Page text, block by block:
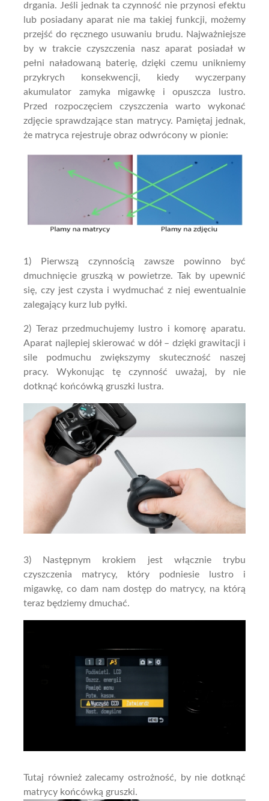
drgania. Jeśli jednak ta czynność nie przynosi efektu
lub posiadany aparat nie ma takiej funkcji, możemy
przejść do ręcznego usuwaniu brudu. Najważniejsze
by w trakcie czyszczenia nasz aparat posiadał w
pełni naładowaną baterię, dzięki czemu unikniemy
przykrych konsekwencji, kiedy wyczerpany
akumulator zamyka migawkę i opuszcza lustro.
Przed rozpoczęciem czyszczenia warto wykonać
zdjęcie sprawdzające stan matrycy. Pamiętaj jednak,
że matryca rejestruje obraz odwrócony w pionie:
1) Pierwszą czynnością zawsze powinno być
dmuchnięcie gruszką w powietrze. Tak by upewnić
się, czy jest czysta i wydmuchać z niej ewentualnie
zalegający kurz lub pyłki.
2) Teraz przedmuchujemy lustro i komorę aparatu.
Aparat najlepiej skierować w dół – dzięki grawitacji i
sile podmuchu zwiększymy skuteczność naszej
pracy. Wykonując tę czynność uważaj, by nie
dotknąć końcówką gruszki lustra.
3) Następnym krokiem jest włącznie trybu
czyszczenia matrycy, który podniesie lustro i
migawkę, co dam nam dostęp do matrycy, na którą
teraz będziemy dmuchać.
Tutaj również zalecamy ostrożność, by nie dotknąć
matrycy końcówką gruszki.